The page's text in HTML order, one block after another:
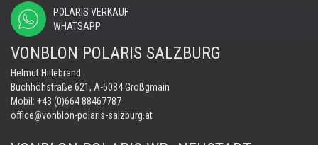
POLARIS VERKAUF
WHATSAPP
VONBLON POLARIS SALZBURG
Helmut Hillebrand
Buchhöhstraße 621, A-5084 Großgmain
Mobil: +43 (0)664 88467787
office@vonblon-polaris-salzburg.at